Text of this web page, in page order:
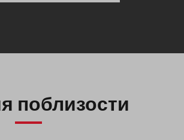
поблизости